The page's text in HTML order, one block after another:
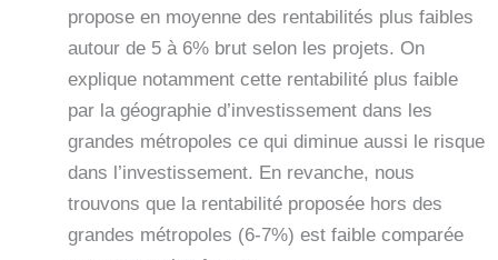
propose en moyenne des rentabilités plus faibles
autour de 5 à 6% brut selon les projets. On
explique notamment cette rentabilité plus faible
par la géographie d’investissement dans les
grandes métropoles ce qui diminue aussi le risque
dans l’investissement. En revanche, nous
trouvons que la rentabilité proposée hors des
grandes métropoles (6-7%) est faible comparée